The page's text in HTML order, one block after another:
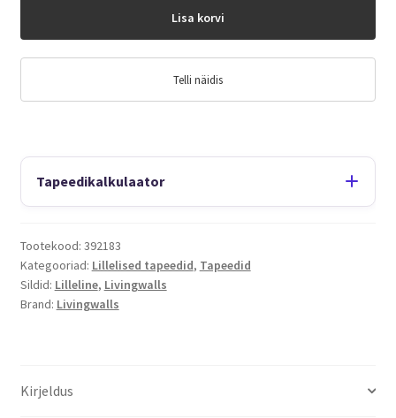
Lisa korvi
Telli näidis
Tapeedikalkulaator
Tootekood: 392183
Kategooriad: Lillelised tapeedid, Tapeedid
Sildid: Lilleline, Livingwalls
Brand: Livingwalls
Kirjeldus